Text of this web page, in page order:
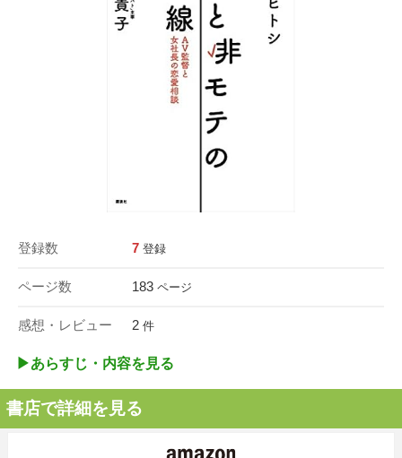
登録数 7 登録
ページ数 183 ページ
感想・レビュー 2 件
▶︎あらすじ・内容を見る
書店で詳細を見る